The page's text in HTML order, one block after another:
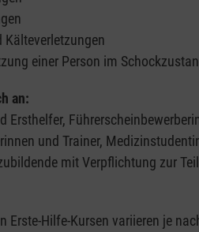
Kälteverletzungen
einer Person im
an:
Ersthelfer,
und Trainer,
mit Verpflichtung zur
Erste-Hilfe-Kursen variieren je